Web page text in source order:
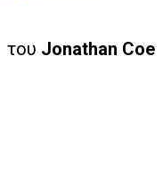
του Jonathan Coe